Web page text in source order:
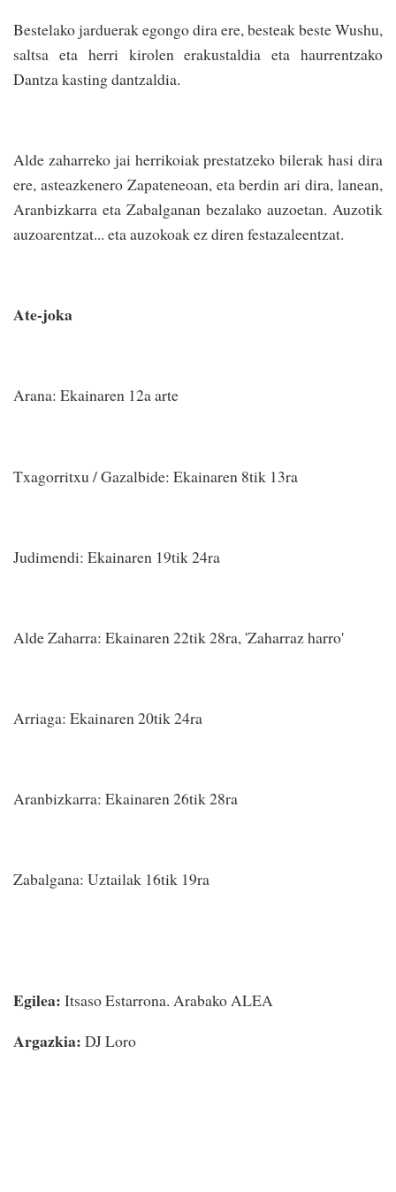
Bestelako jarduerak egongo dira ere, besteak beste Wushu,
saltsa eta herri kirolen erakustaldia eta haurrentzako
Dantza kasting dantzaldia.
Alde zaharreko jai herrikoiak prestatzeko bilerak hasi dira
ere, asteazkenero Zapateneoan, eta berdin ari dira, lanean,
Aranbizkarra eta Zabalganan bezalako auzoetan. Auzotik
auzoarentzat... eta auzokoak ez diren festazaleentzat.
Ate-joka
Arana: Ekainaren 12a arte
Txagorritxu / Gazalbide: Ekainaren 8tik 13ra
Judimendi: Ekainaren 19tik 24ra
Alde Zaharra: Ekainaren 22tik 28ra, 'Zaharraz harro'
Arriaga: Ekainaren 20tik 24ra
Aranbizkarra: Ekainaren 26tik 28ra
Zabalgana: Uztailak 16tik 19ra
Egilea: Itsaso Estarrona. Arabako ALEA
Argazkia: DJ Loro